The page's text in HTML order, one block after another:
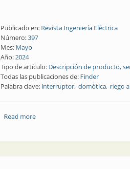
Publicado en: Revista Ingeniería Eléctrica
Número:397
Mes: Mayo
Año:2024
Tipo de artículo: Descripción de producto,
Todas las publicaciones de: Finder
Palabra clave: interruptor domótica riego
Read moreabout Nuevo interruptor